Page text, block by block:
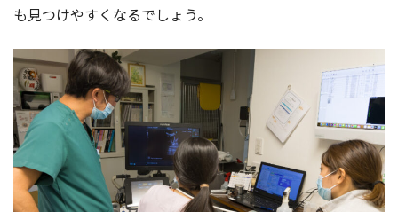
も見つけやすくなるでしょう。